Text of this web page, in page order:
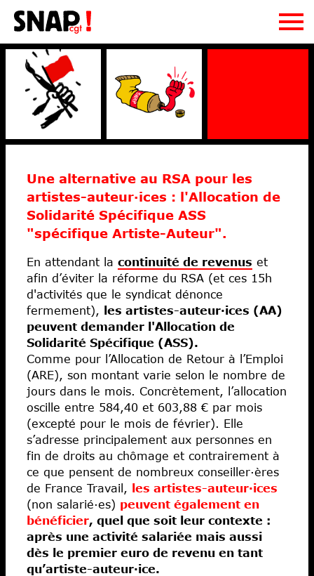
Le SNAP CGT
le SNAP CGT, c'est quoi ?
On fait quoi ?
La CE et le Bureau
Syndi-quoi ?
Régions
Adhésion
Ressources
Podcasts
Fiches pratiques
Document d'orientation
Archives
Contact
Newsletter
Actualités
Communiqués
Droits sociaux
Droits d’auteurs
Solidarités
Fiscalité
Libertés
Économies
Ateliers
Écoles d’art
Une alternative au RSA pour les
artistes-auteur·ices : l'Allocation de
Solidarité Spécifique ASS
"spécifique Artiste-Auteur".
En attendant la continuité de revenus et
afin d’éviter la réforme du RSA (et ces 15h
d'activités que le syndicat dénonce
fermement), les artistes-auteur·ices (AA)
peuvent demander l'Allocation de
Solidarité Spécifique (ASS).
Comme pour l’Allocation de Retour à l’Emploi
(ARE), son montant varie selon le nombre de
jours dans le mois. Concrètement, l’allocation
oscille entre 584,40 et 603,88 € par mois
(excepté pour le mois de février). Elle
s’adresse principalement aux personnes en
fin de droits au chômage et contrairement à
ce que pensent de nombreux conseiller·ères
de France Travail, les artistes-auteur·ices
(non salarié·es) peuvent également en
bénéficier, quel que soit leur contexte :
après une activité salariée mais aussi
dès le premier euro de revenu en tant
qu’artiste-auteur·ice.